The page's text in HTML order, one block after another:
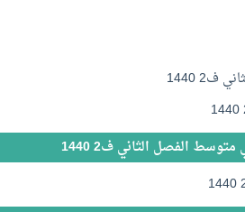
1440
الفصل الثاني ف2 1440